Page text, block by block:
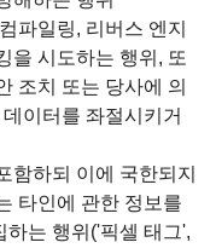
파일링, 리버스 엔지
을 시도하는 행위, 또
조치 또는 당사에 의
이터를 좌절시키거
함하되 이에 국한되지
타인에 관한 정보를
하는 행위('픽셀 태그',